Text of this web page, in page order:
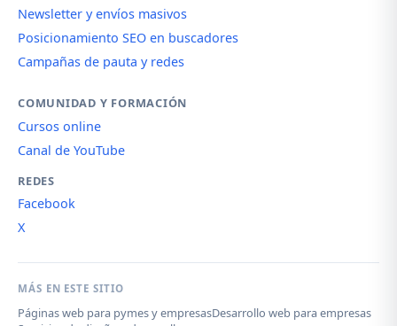
Newsletter y envíos masivos
Posicionamiento SEO en buscadores
Campañas de pauta y redes
COMUNIDAD Y FORMACIÓN
Cursos online
Canal de YouTube
REDES
Facebook
X
MÁS EN ESTE SITIO
Páginas web para pymes y empresasDesarrollo web para empresas